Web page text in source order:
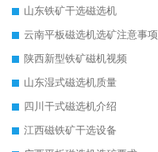
山东铁矿干选磁选机
云南平板磁选机选矿注意事项
陕西新型铁矿磁机视频
山东湿式磁选机质量
四川干式磁选机介绍
江西磁铁矿干选设备